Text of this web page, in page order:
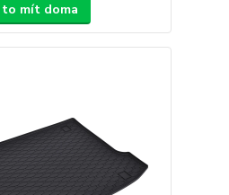
mít doma